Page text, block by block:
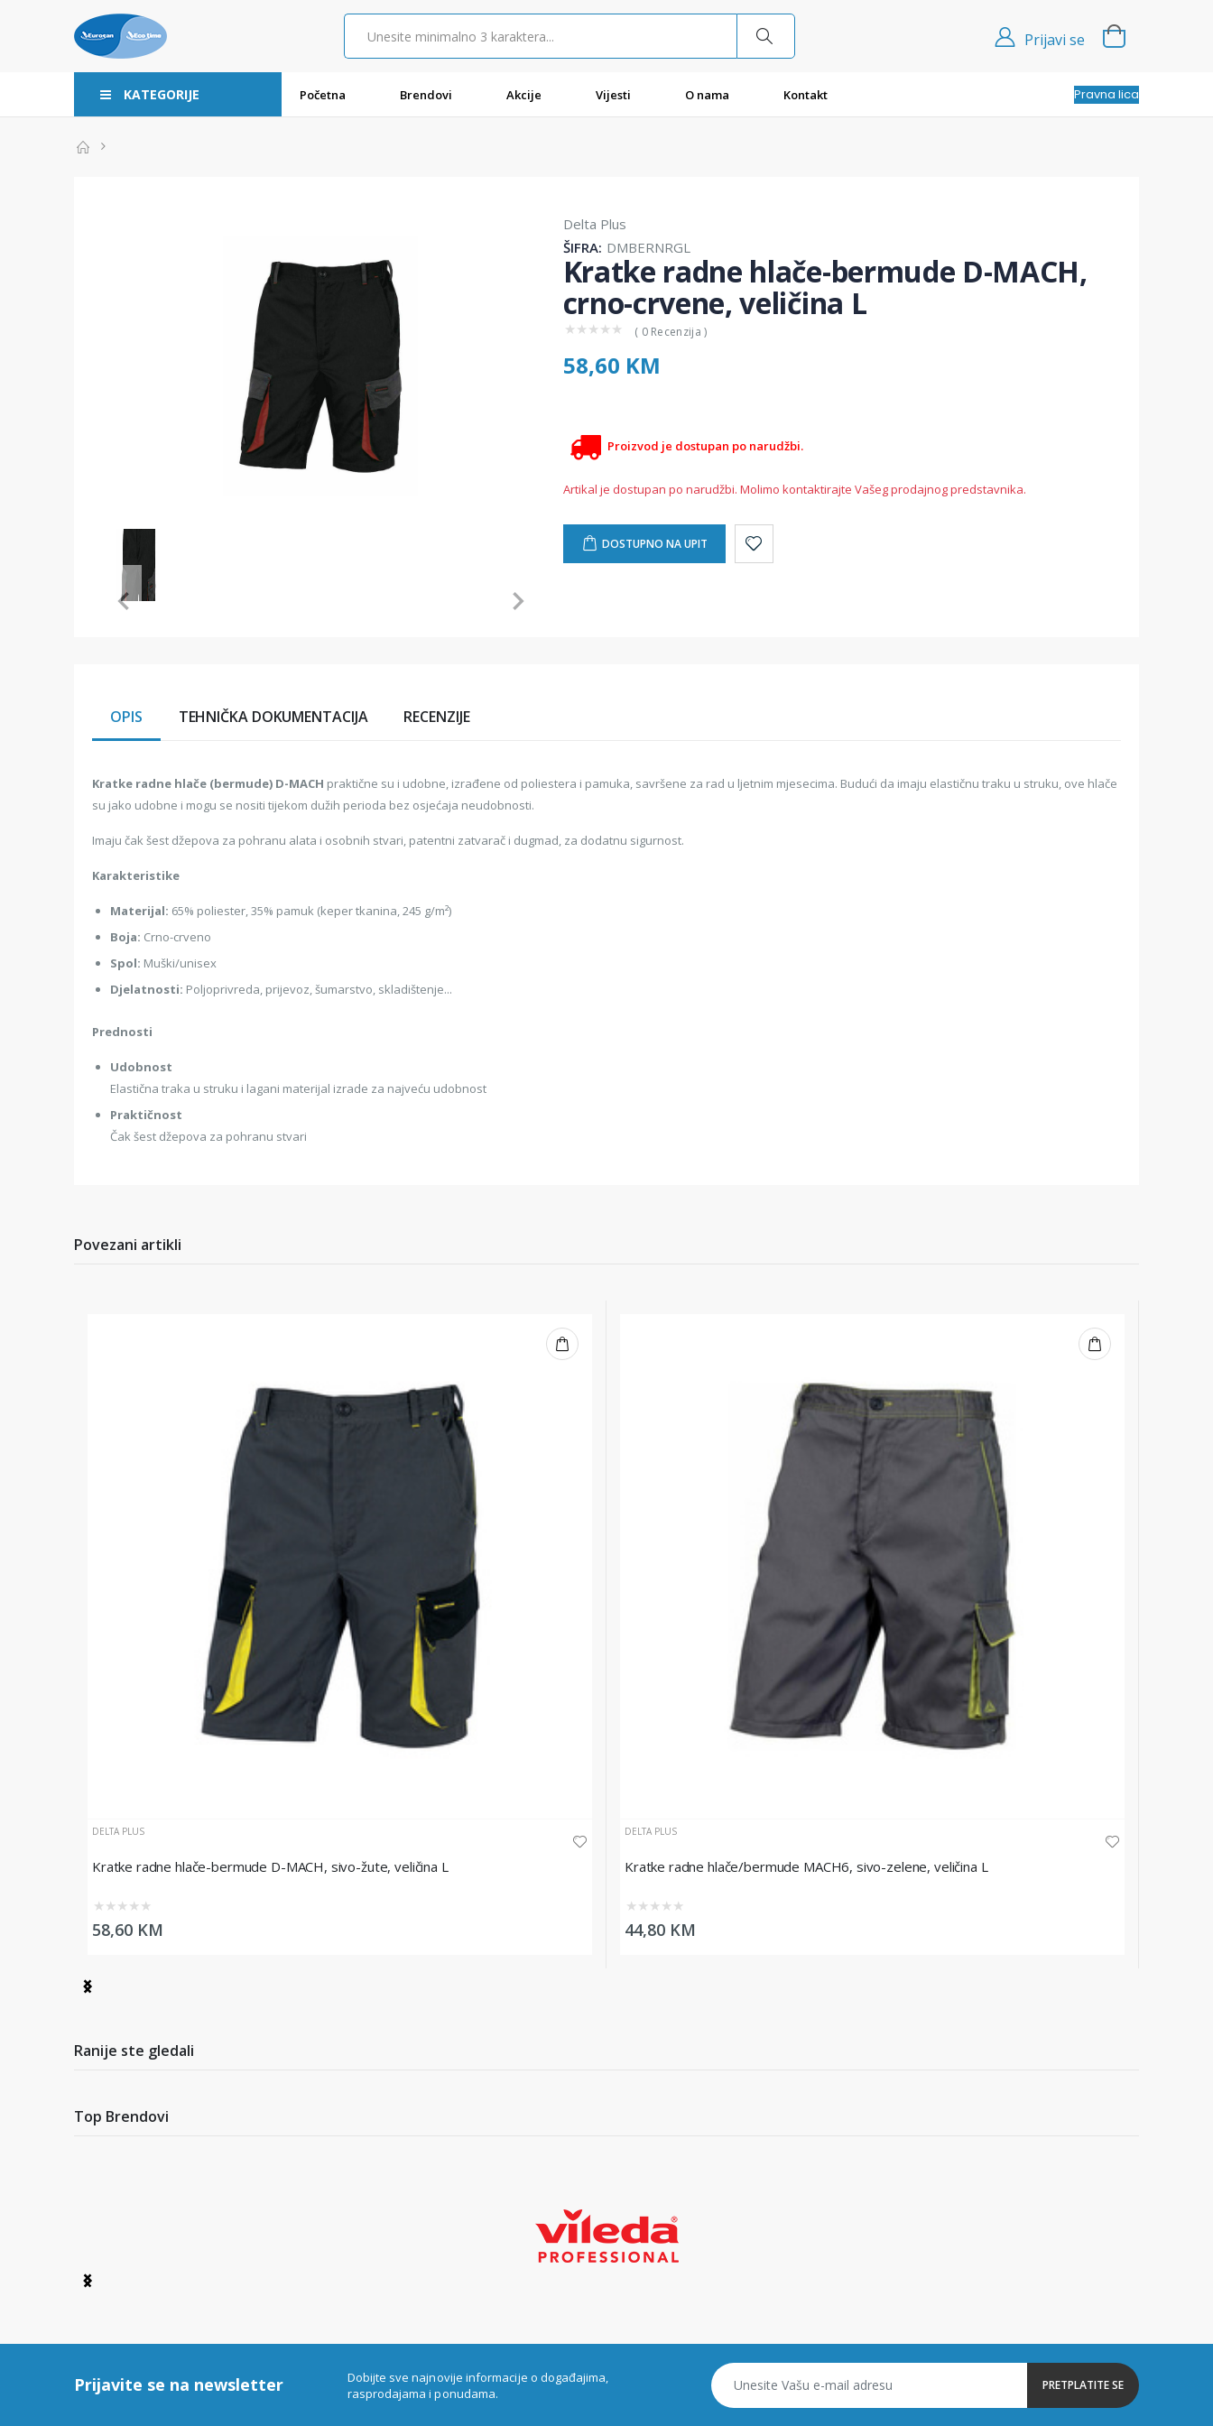
Prijavi se
KATEGORIJE Početna Brendovi Akcije Vijesti O nama Kontakt Pravna lica
Item
Delta Plus
ŠIFRA: DMBERNRGL
Kratke radne hlače-bermude D-MACH,
crno-crvene, veličina L
★ ★ ★ ★ ★ ( 0 Recenzija )
58,60 KM
Proizvod je dostupan po narudžbi.
Artikal je dostupan po narudžbi. Molimo kontaktirajte Vašeg prodajnog predstavnika.
DOSTUPNO NA UPIT
OPIS TEHNIČKA DOKUMENTACIJA RECENZIJE
Kratke radne hlače (bermude) D-MACH praktične su i udobne, izrađene od poliestera i pamuka, savršene za rad u ljetnim mjesecima. Budući da imaju elastičnu traku u struku, ove hlače
su jako udobne i mogu se nositi tijekom dužih perioda bez osjećaja neudobnosti.
Imaju čak šest džepova za pohranu alata i osobnih stvari, patentni zatvarač i dugmad, za dodatnu sigurnost.
Karakteristike
Materijal: 65% poliester, 35% pamuk (keper tkanina, 245 g/m²)
Boja: Crno-crveno
Spol: Muški/unisex
Djelatnosti: Poljoprivreda, prijevoz, šumarstvo, skladištenje...
Prednosti
Udobnost
Elastična traka u struku i lagani materijal izrade za najveću udobnost
Praktičnost
Čak šest džepova za pohranu stvari
Povezani artikli
DELTA PLUS
Kratke radne hlače-bermude D-MACH, sivo-žute, veličina L
★ ★ ★ ★ ★
58,60 KM
DELTA PLUS
Kratke radne hlače/bermude MACH6, sivo-zelene, veličina L
★ ★ ★ ★ ★
44,80 KM
Item
4
Ranije ste gledali
Top Brendovi
Item
Prijavite se na newsletter
Dobijte sve najnovije informacije o događajima,
rasprodajama i ponudama.
PRETPLATITE SE